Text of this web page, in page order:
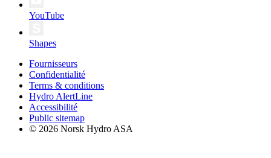
YouTube
Shapes
Fournisseurs
Confidentialité
Terms & conditions
Hydro AlertLine
Accessibilité
Public sitemap
© 2026 Norsk Hydro ASA